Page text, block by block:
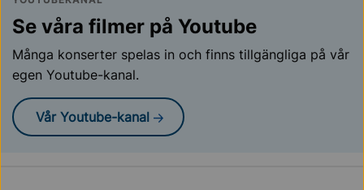
Se våra filmer på Youtube
Många konserter spelas in och finns tillgängliga på vår
egen Youtube-kanal.
Vår Youtube-kanal